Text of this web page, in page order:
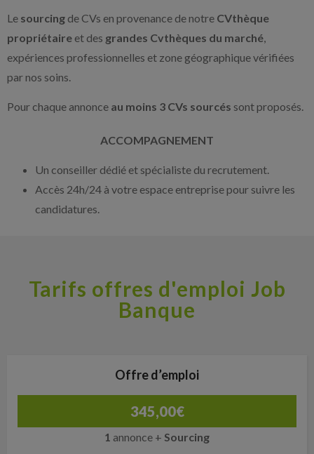
Le sourcing de CVs en provenance de notre CVthèque
propriétaire et des grandes Cvthèques du marché,
expériences professionnelles et zone géographique vérifiées
par nos soins.
Pour chaque annonce au moins 3 CVs sourcés sont proposés.
ACCOMPAGNEMENT
Un conseiller dédié et spécialiste du recrutement.
Accès 24h/24 à votre espace entreprise pour suivre les
candidatures.
Tarifs offres d'emploi Job
Banque
Offre d’emploi
345,00€
1 annonce + Sourcing